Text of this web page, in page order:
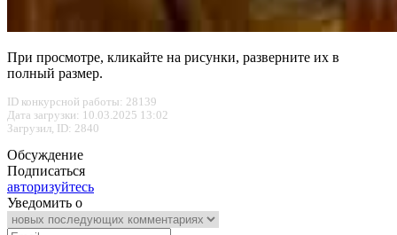
При просмотре, кликайте на рисунки, разверните их в
полный размер.
ID конкурсной работы: 28139
Дата загрузки: 10.03.2025 13:02
Загрузил, ID: 2840
Обсуждение
Подписаться
авторизуйтесь
Уведомить о